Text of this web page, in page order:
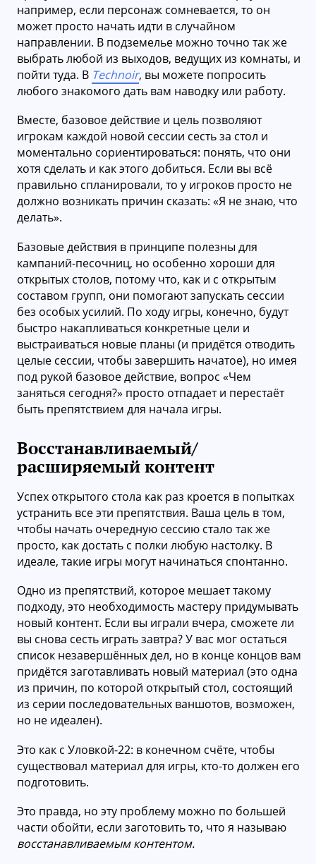
например, если персонаж сомневается, то он
может просто начать идти в случайном
направлении. В подземелье можно точно так же
выбрать любой из выходов, ведущих из комнаты, и
пойти туда. В Technoir, вы можете попросить
любого знакомого дать вам наводку или работу.
Вместе, базовое действие и цель позволяют
игрокам каждой новой сессии сесть за стол и
моментально сориентироваться: понять, что они
хотя сделать и как этого добиться. Если вы всё
правильно спланировали, то у игроков просто не
должно возникать причин сказать: «Я не знаю, что
делать».
Базовые действия в принципе полезны для
кампаний-песочниц, но особенно хороши для
открытых столов, потому что, как и с открытым
составом групп, они помогают запускать сессии
без особых усилий. По ходу игры, конечно, будут
быстро накапливаться конкретные цели и
выстраиваться новые планы (и придётся отводить
целые сессии, чтобы завершить начатое), но имея
под рукой базовое действие, вопрос «Чем
заняться сегодня?» просто отпадает и перестаёт
быть препятствием для начала игры.
Восстанавливаемый/
расширяемый контент
Успех открытого стола как раз кроется в попытках
устранить все эти препятствия. Ваша цель в том,
чтобы начать очередную сессию стало так же
просто, как достать с полки любую настолку. В
идеале, такие игры могут начинаться спонтанно.
Одно из препятствий, которое мешает такому
подходу, это необходимость мастеру придумывать
новый контент. Если вы играли вчера, сможете ли
вы снова сесть играть завтра? У вас мог остаться
список незавершённых дел, но в конце концов вам
придётся заготавливать новый материал (это одна
из причин, по которой открытый стол, состоящий
из серии последовательных ваншотов, возможен,
но не идеален).
Это как с Уловкой-22: в конечном счёте, чтобы
существовал материал для игры, кто-то должен его
подготовить.
Это правда, но эту проблему можно по большей
части обойти, если заготовить то, что я называю
восстанавливаемым контентом.